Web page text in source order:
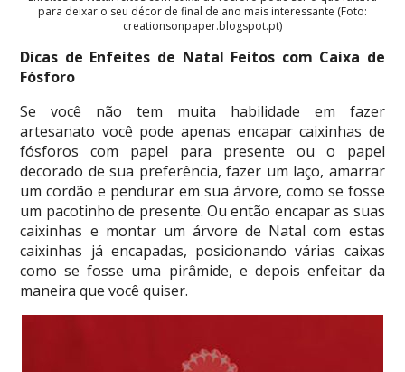
para deixar o seu décor de final de ano mais interessante (Foto:
creationsonpaper.blogspot.pt)
Dicas de Enfeites de Natal Feitos com Caixa de
Fósforo
Se você não tem muita habilidade em fazer
artesanato você pode apenas encapar caixinhas de
fósforos com papel para presente ou o papel
decorado de sua preferência, fazer um laço, amarrar
um cordão e pendurar em sua árvore, como se fosse
um pacotinho de presente. Ou então encapar as suas
caixinhas e montar um árvore de Natal com estas
caixinhas já encapadas, posicionando várias caixas
como se fosse uma pirâmide, e depois enfeitar da
maneira que você quiser.